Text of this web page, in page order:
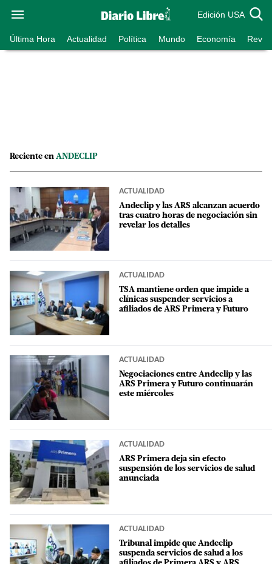
Edición USA
Última Hora Actualidad Política Mundo Economía
Reciente en ANDECLIP
ACTUALIDAD
Andeclip y las ARS alcanzan acuerdo
tras cuatro horas de negociación sin
revelar los detalles
ACTUALIDAD
TSA mantiene orden que impide a
clínicas suspender servicios a
afiliados de ARS Primera y Futuro
ACTUALIDAD
Negociaciones entre Andeclip y las
ARS Primera y Futuro continuarán
este miércoles
ACTUALIDAD
ARS Primera deja sin efecto
suspensión de los servicios de salud
anunciada
ACTUALIDAD
Tribunal impide que Andeclip
suspenda servicios de salud a los